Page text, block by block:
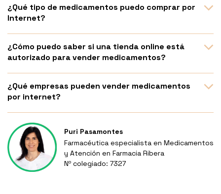
¿Qué tipo de medicamentos puedo comprar por
Internet?
¿Cómo puedo saber si una tienda online está
autorizado para vender medicamentos?
¿Qué empresas pueden vender medicamentos
por internet?
Puri Pasamontes
Farmacéutica especialista en Medicamentos
y Atención en Farmacia Ribera
Nº colegiado: 7327